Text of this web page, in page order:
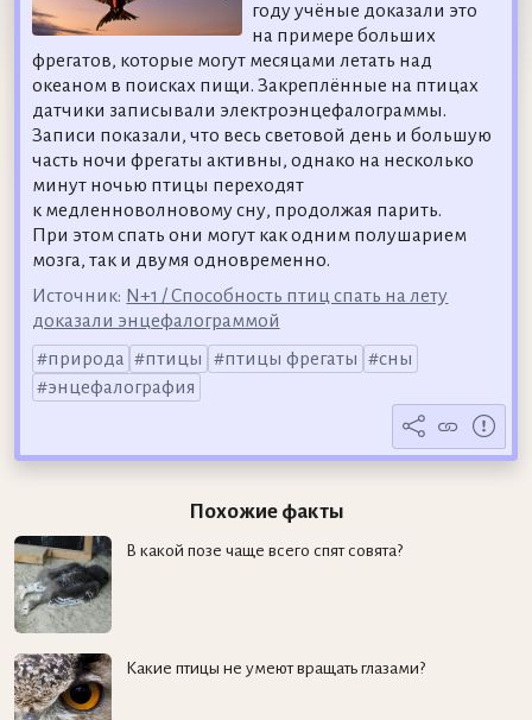
году учёные доказали это
на примере больших
фрегатов, которые могут месяцами летать над
океаном в поисках пищи. Закреплённые на птицах
датчики записывали электроэнцефалограммы.
Записи показали, что весь световой день и большую
часть ночи фрегаты активны, однако на несколько
минут ночью птицы переходят
к медленноволновому сну, продолжая парить.
При этом спать они могут как одним полушарием
мозга, так и двумя одновременно.
Источник: N+1 / Способность птиц спать на лету
доказали энцефалограммой
природа
птицы птицы фрегаты
сны
энцефалография
Похожие факты
В какой позе чаще всего спят совята?
Какие птицы не умеют вращать глазами?